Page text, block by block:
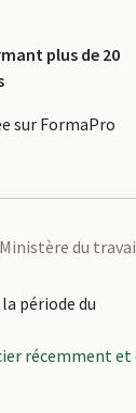
plus de 20
sur FormaPro
du
période du
récemment et